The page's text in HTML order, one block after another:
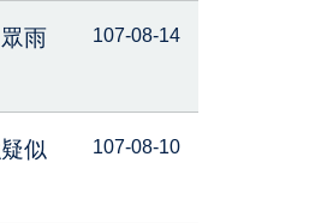
雨
107-08-14
似
107-08-10